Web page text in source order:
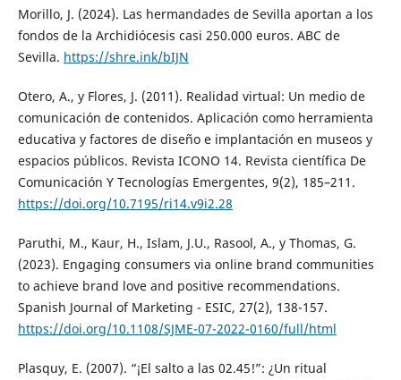
Morillo, J. (2024). Las hermandades de Sevilla aportan a los
fondos de la Archidiócesis casi 250.000 euros. ABC de
Sevilla. https://shre.ink/bIJN
Otero, A., y Flores, J. (2011). Realidad virtual: Un medio de
comunicación de contenidos. Aplicación como herramienta
educativa y factores de diseño e implantación en museos y
espacios públicos. Revista ICONO 14. Revista científica De
Comunicación Y Tecnologías Emergentes, 9(2), 185–211.
https://doi.org/10.7195/ri14.v9i2.28
Paruthi, M., Kaur, H., Islam, J.U., Rasool, A., y Thomas, G.
(2023). Engaging consumers via online brand communities
to achieve brand love and positive recommendations.
Spanish Journal of Marketing - ESIC, 27(2), 138-157.
https://doi.org/10.1108/SJME-07-2022-0160/full/html
Plasquy, E. (2007). “¡El salto a las 02.45!”: ¿Un ritual